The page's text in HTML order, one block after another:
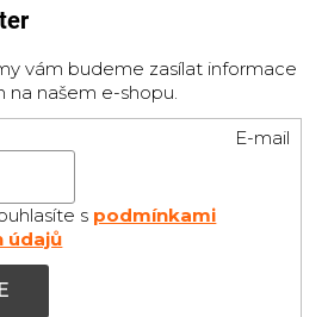
vám budeme zasílat informace
našem e-shopu.
E-mail
s podmínkami
údajů